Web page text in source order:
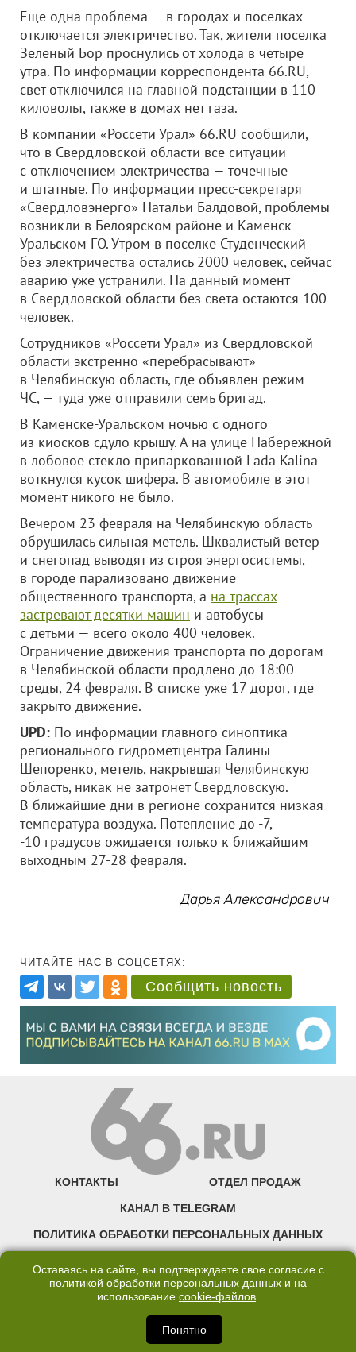
Еще одна проблема — в городах и поселках
отключается электричество. Так, жители поселка
Зеленый Бор проснулись от холода в четыре
утра. По информации корреспондента 66.RU,
свет отключился на главной подстанции в 110
киловольт, также в домах нет газа.
В компании «Россети Урал» 66.RU сообщили,
что в Свердловской области все ситуации
с отключением электричества — точечные
и штатные. По информации пресс-секретаря
«Свердловэнерго» Натальи Балдовой, проблемы
возникли в Белоярском районе и Каменск-
Уральском ГО. Утром в поселке Студенческий
без электричества остались 2000 человек, сейчас
аварию уже устранили. На данный момент
в Свердловской области без света остаются 100
человек.
Сотрудников «Россети Урал» из Свердловской
области экстренно «перебрасывают»
в Челябинскую область, где объявлен режим
ЧС, — туда уже отправили семь бригад.
В Каменске-Уральском ночью с одного
из киосков сдуло крышу. А на улице Набережной
в лобовое стекло припаркованной Lada Kalina
воткнулся кусок шифера. В автомобиле в этот
момент никого не было.
Вечером 23 февраля на Челябинскую область
обрушилась сильная метель. Шквалистый ветер
и снегопад выводят из строя энергосистемы,
в городе парализовано движение
общественного транспорта, а на трассах
застревают десятки машин и автобусы
с детьми — всего около 400 человек.
Ограничение движения транспорта по дорогам
в Челябинской области продлено до 18:00
среды, 24 февраля. В списке уже 17 дорог, где
закрыто движение.
UPD: По информации главного синоптика
регионального гидрометцентра Галины
Шепоренко, метель, накрывшая Челябинскую
область, никак не затронет Свердловскую.
В ближайшие дни в регионе сохранится низкая
температура воздуха. Потепление до -7,
-10 градусов ожидается только к ближайшим
выходным 27-28 февраля.
Дарья Александрович
ЧИТАЙТЕ НАС В СОЦСЕТЯХ:
Сообщить новость
КОНТАКТЫ ОТДЕЛ ПРОДАЖ
КАНАЛ В TELEGRAM
ПОЛИТИКА ОБРАБОТКИ ПЕРСОНАЛЬНЫХ ДАННЫХ
©2007—2025 66.RU. Воспроизведение, сообщение, доведение до всеобщего
правообладателя запрещено. Сетевое издание «Современный портал
Екатеринбурга — «66.ru» (18+) зарегистрировано Федеральной службой по
надзору в сфере связи, информационных технологий и массовых коммуникаций
Оставаясь на сайте, вы подтверждаете свое согласие с
политикой обработки персональных данных и на
использование cookie-файлов.
Понятно